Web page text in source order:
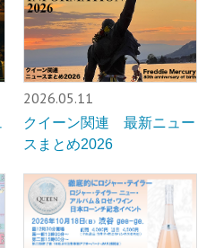
2026.05.11
クイーン関連 最新ニュー
スまとめ2026